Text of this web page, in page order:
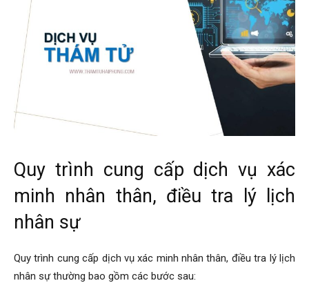
Quy trình cung cấp dịch vụ xác
minh nhân thân, điều tra lý lịch
nhân sự
Quy trình cung cấp dịch vụ xác minh nhân thân, điều tra lý lịch
nhân sự thường bao gồm các bước sau: